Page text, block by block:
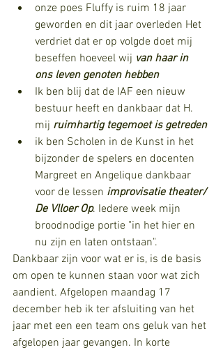
onze poes Fluffy is ruim 18 jaar
geworden en dit jaar overleden Het
verdriet dat er op volgde doet mij
beseffen hoeveel wij van haar in
ons leven genoten hebben
Ik ben blij dat de IAF een nieuw
bestuur heeft en dankbaar dat H.
mij ruimhartig tegemoet is getreden
ik ben Scholen in de Kunst in het
bijzonder de spelers en docenten
Margreet en Angelique dankbaar
voor de lessen improvisatie theater/
De Vlloer Op. Iedere week mijn
broodnodige portie "in het hier en
nu zijn en laten ontstaan".
Dankbaar zijn voor wat er is, is de basis
om open te kunnen staan voor wat zich
aandient. Afgelopen maandag 17
december heb ik ter afsluiting van het
jaar met een een team ons geluk van het
afgelopen jaar gevangen. In korte